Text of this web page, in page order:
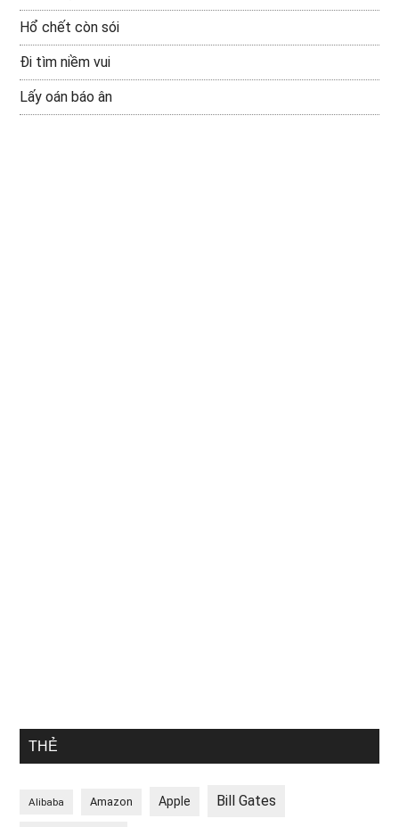
Hổ chết còn sói
Đi tìm niềm vui
Lấy oán báo ân
THẺ
Alibaba Amazon Apple Bill Gates